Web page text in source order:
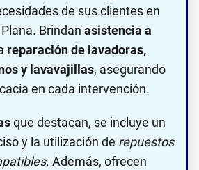
de sus clientes en
Brindan asistencia a
reparación de lavadoras,
y lavavajillas, asegurando
en cada intervención.
que destacan, se incluye un
y la utilización de repuestos
. Además, ofrecen